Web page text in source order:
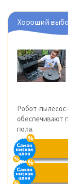
Хороший
Робот-
обеспечивают
пола.